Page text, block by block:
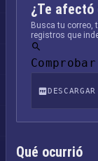
¿Te
Busca tu correo,
registros que
Qué ocurrió